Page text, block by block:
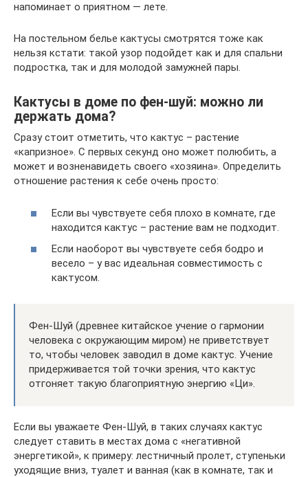
напоминает о приятном — лете.
На постельном белье кактусы смотрятся тоже как
нельзя кстати: такой узор подойдет как и для спальни
подростка, так и для молодой замужней пары.
Кактусы в доме по фен-шуй: можно ли
держать дома?
Сразу стоит отметить, что кактус – растение
«капризное». С первых секунд оно может полюбить, а
может и возненавидеть своего «хозяина». Определить
отношение растения к себе очень просто:
Если вы чувствуете себя плохо в комнате, где
находится кактус – растение вам не подходит.
Если наоборот вы чувствуете себя бодро и
весело – у вас идеальная совместимость с
кактусом.
Фен-Шуй (древнее китайское учение о гармонии
человека с окружающим миром) не приветствует
то, чтобы человек заводил в доме кактус. Учение
придерживается той точки зрения, что кактус
отгоняет такую благоприятную энергию «Ци».
Если вы уважаете Фен-Шуй, в таких случаях кактус
следует ставить в местах дома с «негативной
энергетикой», к примеру: лестничный пролет, ступеньки
уходящие вниз, туалет и ванная (как в комнате, так и